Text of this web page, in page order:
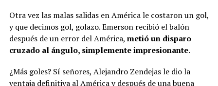
Otra vez las malas salidas en América le costaron un gol,
y que decimos gol, golazo. Emerson recibió el balón
después de un error del América, metió un disparo
cruzado al ángulo, simplemente impresionante.
¿Más goles? Sí señores, Alejandro Zendejas le dio la
ventaja definitiva al América y después de una buena